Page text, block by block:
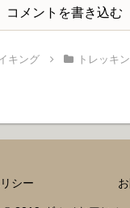
コメントを書き込む
キング トレッキ
シー